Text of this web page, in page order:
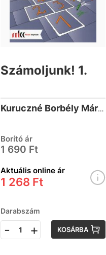
Számoljunk! 1.
Kuruczné Borbély Márta
Borító ár
1 690 Ft
Aktuális online ár
1 268 Ft
Darabszám
- + KOSÁRBA